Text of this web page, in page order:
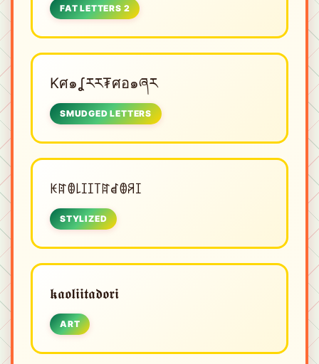
FAT LETTERS 2
Kศ๑ʆརར₮ศอ๑ཞར
SMUDGED LETTERS
ꀘꍏꂦ꒒ꀤꀤ꓄ꍏꀸꂦꋪꀤ
STYLIZED
𝖐𝖆𝖔𝖑𝖎𝖎𝖙𝖆𝖉𝖔𝖗𝖎
ART